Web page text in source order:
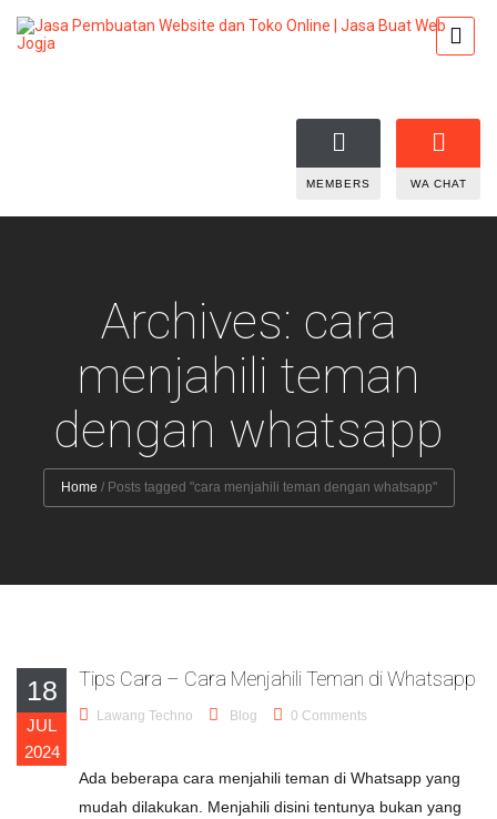
MEMBERS WA CHAT
Archives: cara
menjahili teman
dengan whatsapp
Home / Posts tagged "cara menjahili teman dengan whatsapp"
18
JUL
2024
Tips Cara – Cara Menjahili Teman di Whatsapp
Lawang Techno Blog 0 Comments
Ada beberapa cara menjahili teman di Whatsapp yang
mudah dilakukan. Menjahili disini tentunya bukan yang